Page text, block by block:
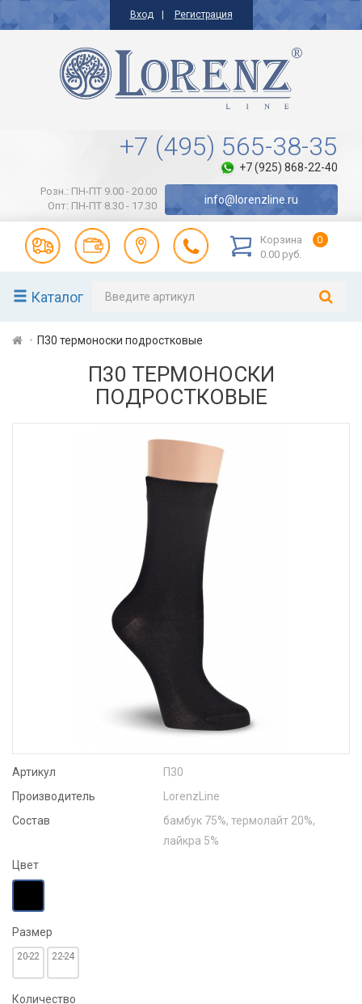
Вход Регистрация
+7 (495) 565-38-35
+7 (925) 868-22-40
Розн.: ПН-ПТ 9.00 - 20.00
Опт: ПН-ПТ 8.30 - 17.30
info@lorenzline.ru
Корзина
0
0.00 руб.
Каталог
П30 термоноски подростковые
П30 ТЕРМОНОСКИ
ПОДРОСТКОВЫЕ
Артикул
П30
Производитель
LorenzLine
Состав
бамбук 75%, термолайт 20%,
лайкра 5%
Цвет
Размер
20-22 22-24
Количество